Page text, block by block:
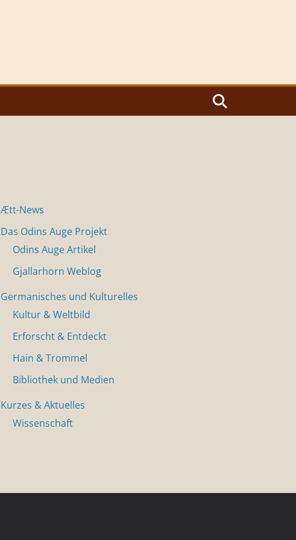
Ætt-News
Das Odins Auge Projekt
Odins Auge Artikel
Gjallarhorn Weblog
Germanisches und Kulturelles
Kultur & Weltbild
Erforscht & Entdeckt
Hain & Trommel
Bibliothek und Medien
Kurzes & Aktuelles
Wissenschaft